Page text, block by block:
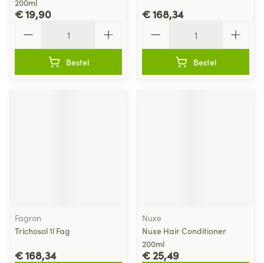
200ml
€ 19,90
Bestel
€ 168,34
Bestel
Fagron
Trichosol 1l Fag
€ 168,34
Nuxe
Nuxe Hair Conditioner
200ml
€ 25,49